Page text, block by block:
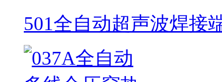
501全自动超声波焊接